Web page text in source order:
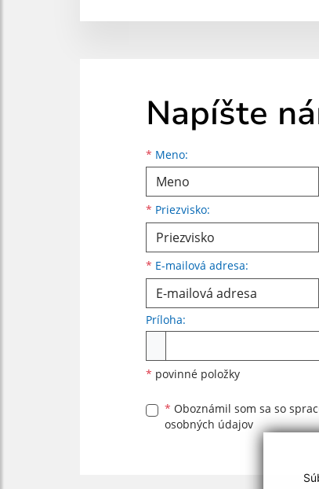
Napíšte
* Meno:
Meno
* Priezvisko:
Priezvisko
* E-mailová adresa:
E-mailová adresa
Príloha:
* povinné položky
* Oboznámil som sa so
osobných údajov